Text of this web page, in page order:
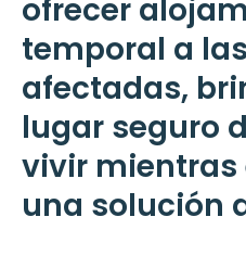
ofrecer
temporal a
afectadas,
lugar seguro
vivir
una solución